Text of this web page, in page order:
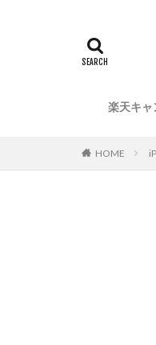
楽天キャ
HOME